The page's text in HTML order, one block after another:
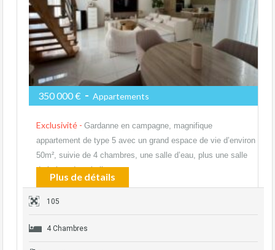
350 000 € - Appartements
Exclusivité - Gardanne en campagne, magnifique
appartement de type 5 avec un grand espace de vie d’environ
50m², suivie de 4 chambres, une salle d’eau, plus une salle
de bains, deux belles…
Plus de détails
105
4 Chambres